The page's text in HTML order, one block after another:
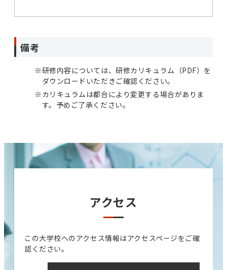
備考
※研修内容については、研修カリキュラム（PDF）を
ダウンロードいただきご確認ください。
※ カリキュラムは都合により変更する場合がありま
す。予めご了承ください。
アクセス
この大学校へのアクセス情報はアクセスページをご確
認ください。